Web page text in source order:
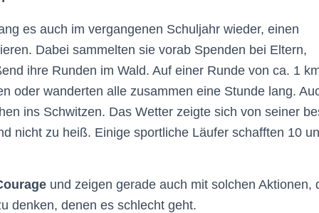
es auch im vergangenen Schuljahr wieder, einen
Dabei sammelten sie vorab Spenden bei Eltern,
ihre Runden im Wald. Auf einer Runde von ca. 1
oder wanderten alle zusammen eine Stunde lang.
ins Schwitzen. Das Wetter zeigte sich von seiner
nicht zu heiß. Einige sportliche Läufer schafften 10
und zeigen gerade auch mit solchen Aktionen,
denken, denen es schlecht geht.